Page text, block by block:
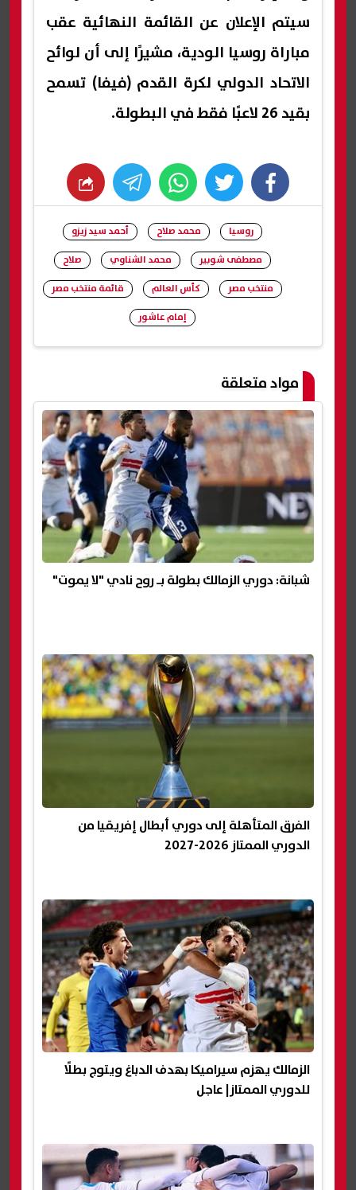
سيتم الإعلان عن القائمة النهائية عقب
مباراة روسيا الودية، مشيرًا إلى أن لوائح
الاتحاد الدولي لكرة القدم (فيفا) تسمح
بقيد 26 لاعبًا فقط في البطولة.
facebook
twitter
whats
روسيا محمد صلاح
أحمد سيد زيزو
مصطفى شوبير
محمد الشناوي
صلاح
منتخب مصر
كأس العالم
قائمة منتخب مصر
إمام عاشور
مواد متعلقة
شبانة: دوري الزمالك بطولة بـ روح نادي "لا يموت"
الفرق المتأهلة إلى دوري أبطال إفريقيا من
الدوري الممتاز 2026-2027
الزمالك يهزم سيراميكا بهدف الدباغ ويتوج بطلًا
للدوري الممتاز| عاجل